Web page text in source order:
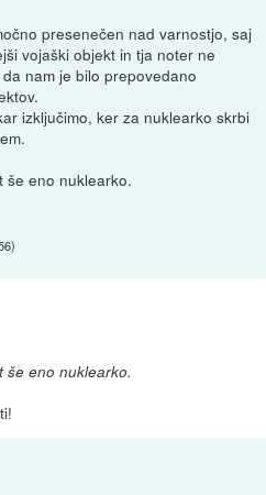
presenečen nad varnostjo, saj
vojaški objekt in tja noter ne
nam je bilo prepovedano
izključimo, ker za nuklearko skrbi
še eno nuklearko.
)
še eno nuklearko.